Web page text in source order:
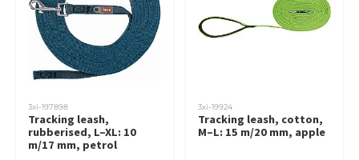
3xi-197898
Tracking leash,
rubberised, L–XL: 10
m/17 mm, petrol
3xi-19924
Tracking leash, cotton,
M–L: 15 m/20 mm, apple